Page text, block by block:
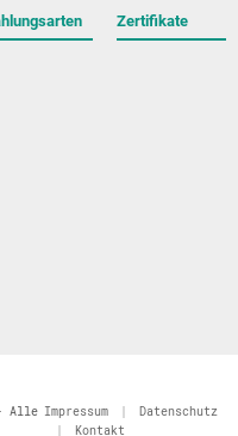
Zertifikate
- Alle Impressum
Datenschutz
Kontakt